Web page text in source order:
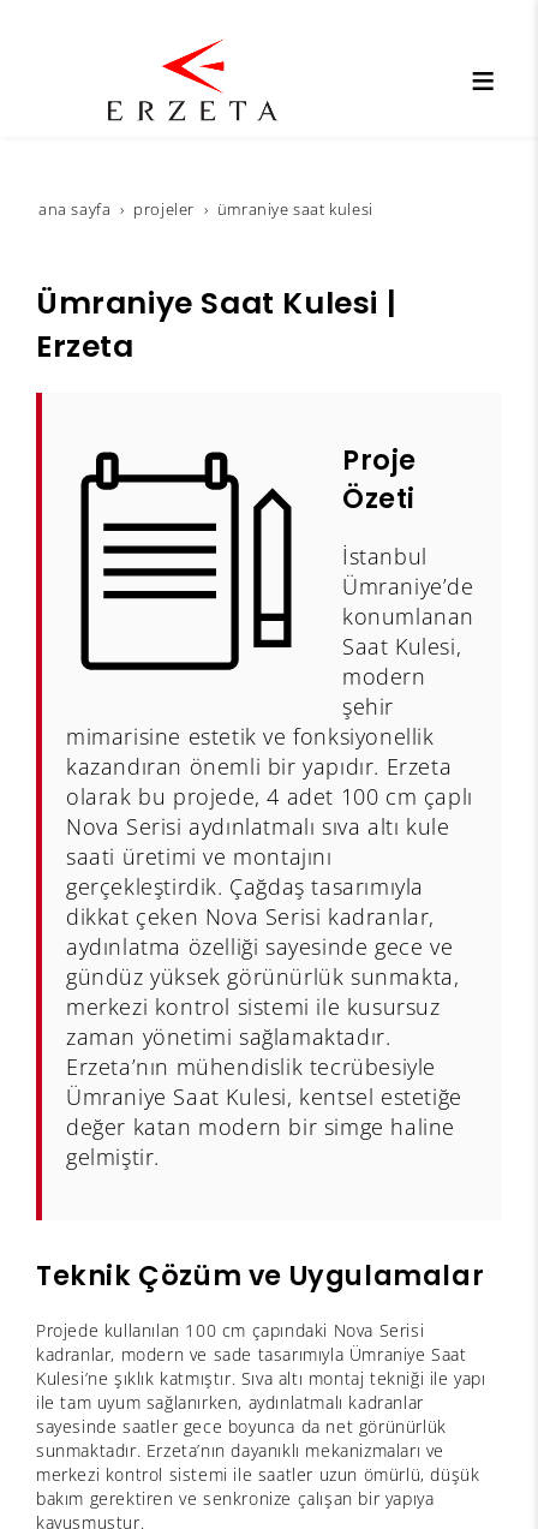
ana sayfa projeler ümraniye saat kulesi
Ümraniye Saat Kulesi |
Erzeta
Proje
Özeti
İstanbul
Ümraniye’de
konumlanan
Saat Kulesi,
modern
şehir
mimarisine estetik ve fonksiyonellik
kazandıran önemli bir yapıdır. Erzeta
olarak bu projede, 4 adet 100 cm çaplı
Nova Serisi aydınlatmalı sıva altı kule
saati üretimi ve montajını
gerçekleştirdik. Çağdaş tasarımıyla
dikkat çeken Nova Serisi kadranlar,
aydınlatma özelliği sayesinde gece ve
gündüz yüksek görünürlük sunmakta,
merkezi kontrol sistemi ile kusursuz
zaman yönetimi sağlamaktadır.
Erzeta’nın mühendislik tecrübesiyle
Ümraniye Saat Kulesi, kentsel estetiğe
değer katan modern bir simge haline
gelmiştir.
Teknik Çözüm ve Uygulamalar
Projede kullanılan 100 cm çapındaki Nova Serisi
kadranlar, modern ve sade tasarımıyla Ümraniye Saat
Kulesi’ne şıklık katmıştır. Sıva altı montaj tekniği ile yapı
ile tam uyum sağlanırken, aydınlatmalı kadranlar
sayesinde saatler gece boyunca da net görünürlük
sunmaktadır. Erzeta’nın dayanıklı mekanizmaları ve
merkezi kontrol sistemi ile saatler uzun ömürlü, düşük
bakım gerektiren ve senkronize çalışan bir yapıya
kavuşmuştur.